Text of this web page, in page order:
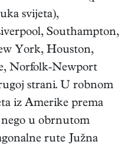
svijeta),
Southampton,
York, Houston,
Norfolk-Newport
strani. U robnom
iz Amerike prema
u obrnutom
rute Južna